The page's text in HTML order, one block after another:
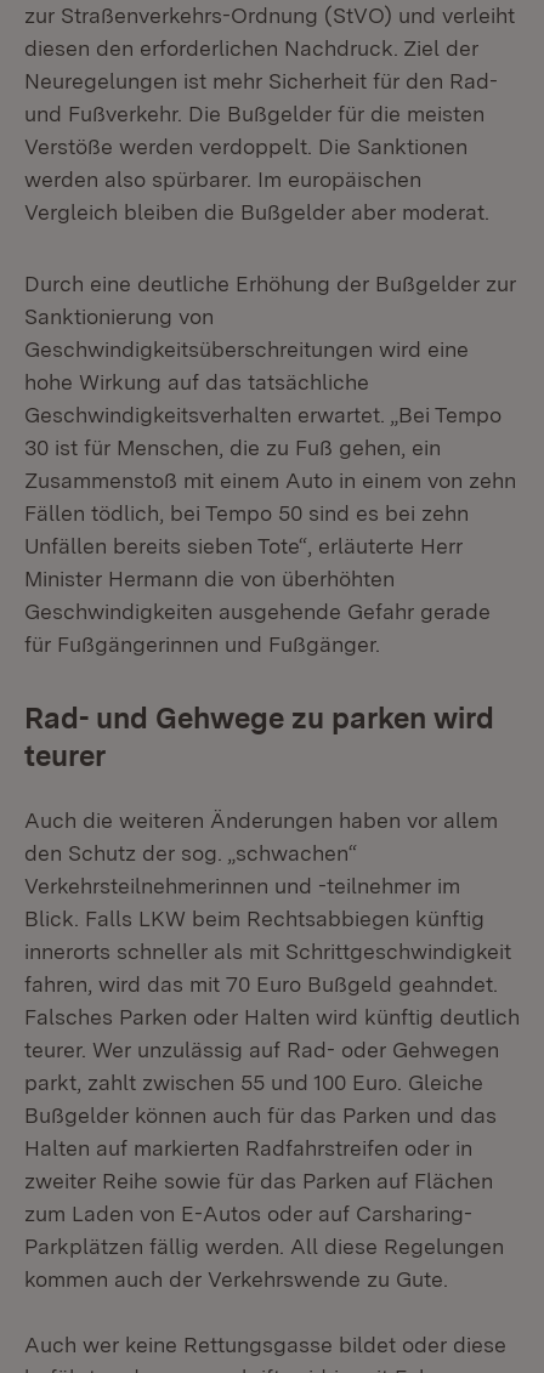
zur Straßenverkehrs-Ordnung (StVO) und verleiht
diesen den erforderlichen Nachdruck. Ziel der
Neuregelungen ist mehr Sicherheit für den Rad-
und Fußverkehr. Die Bußgelder für die meisten
Verstöße werden verdoppelt. Die Sanktionen
werden also spürbarer. Im europäischen
Vergleich bleiben die Bußgelder aber moderat.
Durch eine deutliche Erhöhung der Bußgelder zur
Sanktionierung von
Geschwindigkeitsüberschreitungen wird eine
hohe Wirkung auf das tatsächliche
Geschwindigkeitsverhalten erwartet. „Bei Tempo
30 ist für Menschen, die zu Fuß gehen, ein
Zusammenstoß mit einem Auto in einem von zehn
Fällen tödlich, bei Tempo 50 sind es bei zehn
Unfällen bereits sieben Tote“, erläuterte Herr
Minister Hermann die von überhöhten
Geschwindigkeiten ausgehende Gefahr gerade
für Fußgängerinnen und Fußgänger.
Rad- und Gehwege zu parken wird
teurer
Auch die weiteren Änderungen haben vor allem
den Schutz der sog. „schwachen“
Verkehrsteilnehmerinnen und -teilnehmer im
Blick. Falls LKW beim Rechtsabbiegen künftig
innerorts schneller als mit Schrittgeschwindigkeit
fahren, wird das mit 70 Euro Bußgeld geahndet.
Falsches Parken oder Halten wird künftig deutlich
teurer. Wer unzulässig auf Rad- oder Gehwegen
parkt, zahlt zwischen 55 und 100 Euro. Gleiche
Bußgelder können auch für das Parken und das
Halten auf markierten Radfahrstreifen oder in
zweiter Reihe sowie für das Parken auf Flächen
zum Laden von E-Autos oder auf Carsharing-
Parkplätzen fällig werden. All diese Regelungen
kommen auch der Verkehrswende zu Gute.
Auch wer keine Rettungsgasse bildet oder diese